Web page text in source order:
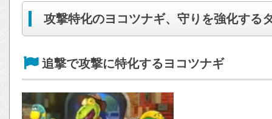
攻撃特化のヨコツナギ、守りを強化する
追撃で攻撃に特化するヨコツナギ